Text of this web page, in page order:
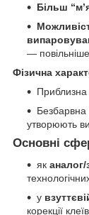
Більш
—
Фізична
Приблизна
Безбарвна
утворюють
Основні
як аналог/
у
корекції